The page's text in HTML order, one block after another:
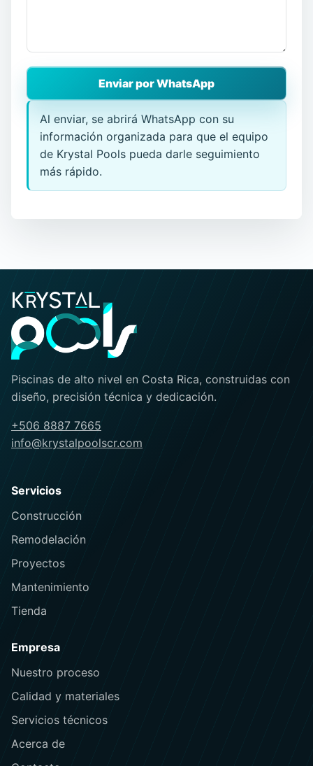
Enviar por WhatsApp
Al enviar, se abrirá WhatsApp con su
información organizada para que el equipo
de Krystal Pools pueda darle seguimiento
más rápido.
Piscinas de alto nivel en Costa Rica, construidas con
diseño, precisión técnica y dedicación.
+506 8887 7665
info@krystalpoolscr.com
Servicios
Construcción
Remodelación
Proyectos
Mantenimiento
Tienda
Empresa
Nuestro proceso
Calidad y materiales
Servicios técnicos
Acerca de